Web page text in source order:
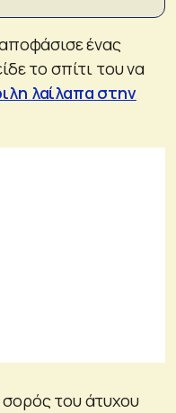
ένας
το σπίτι του να
λαίλαπα στην
του άτυχου